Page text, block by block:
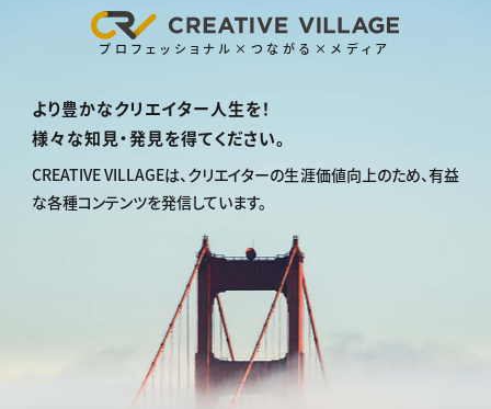
プロフェッショナル×つながる×メディア
より豊かなクリエイター人生を！
様々な知見・発見を得てください。
CREATIVE VILLAGEは、 クリエイターの生涯価値向上のため、有益
な各種コンテンツを発信しています。